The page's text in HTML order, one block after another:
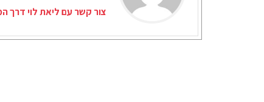
צור קשר עם ליאת לוי דרך